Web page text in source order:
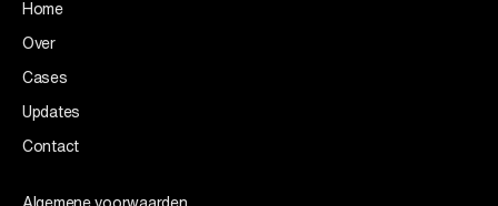
Home
Over
Cases
Updates
Contact
Algemene voorwaarden